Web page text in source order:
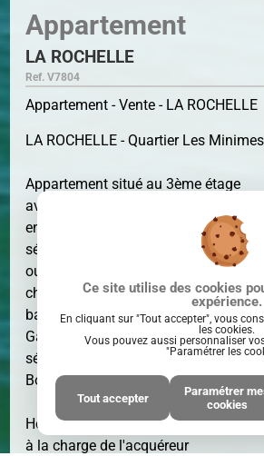
Appartement
LA ROCHELLE
Ref. V7804
Appartement - Vente - LA ROCHELLE
LA ROCHELLE - Quartier Les Minimes
Appartement situé au 3ème étage
avec ascenseur, comprenant une
entrée avec rangements, un
séjour/cuisine lumineux de 25 m²
ouvrant sur 16 m² de terrasse, 2
chambres avec rangements, salle de
bains, WC séparé.
Garage box fermé en sous sol
sécurisé. Local vélos commun.
Bonne exposition et vue dégagée.
Honoraires agence inclus : 4.84%
à la charge de l'acquéreur
Ce site utilise des cookies
expérience.
En cliquant sur "Tout accepter", vous
les cookies.
Vous pouvez aussi personnaliser
"Paramétrer les
Tout accepter
Paramétrer
cookies